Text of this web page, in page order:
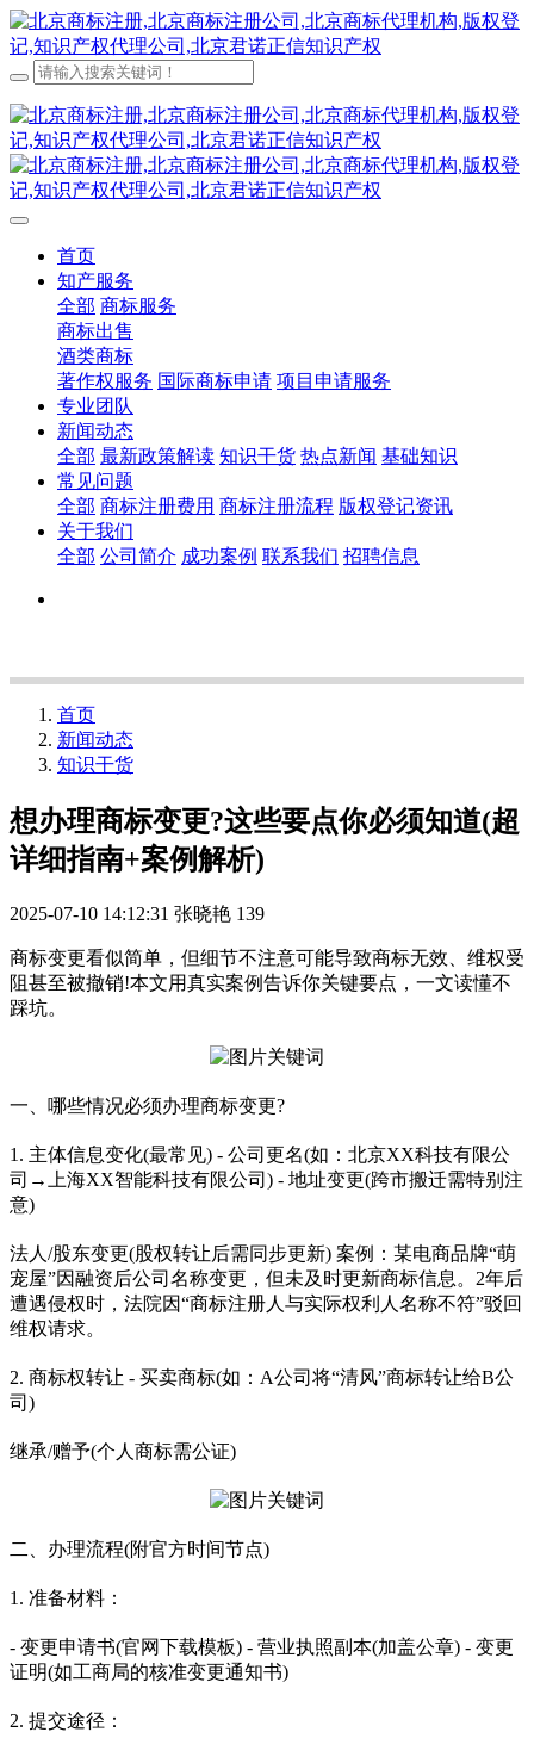
首页
知产服务
全部 商标服务
商标出售
酒类商标
著作权服务 国际商标申请 项目申请服务
专业团队
新闻动态
全部 最新政策解读 知识干货 热点新闻 基础知识
常见问题
全部 商标注册费用 商标注册流程 版权登记资讯
关于我们
全部 公司简介 成功案例 联系我们 招聘信息
首页
新闻动态
知识干货
想办理商标变更?这些要点你必须知道(超
详细指南+案例解析)
2025-07-10 14:12:31 张晓艳 139
商标变更看似简单，但细节不注意可能导致商标无效、维权受
阻甚至被撤销!本文用真实案例告诉你关键要点，一文读懂不
踩坑。
一、哪些情况必须办理商标变更?
1. 主体信息变化(最常见) - 公司更名(如：北京XX科技有限公
司→上海XX智能科技有限公司) - 地址变更(跨市搬迁需特别注
意)
法人/股东变更(股权转让后需同步更新) 案例：某电商品牌“萌
宠屋”因融资后公司名称变更，但未及时更新商标信息。2年后
遭遇侵权时，法院因“商标注册人与实际权利人名称不符”驳回
维权请求。
2. 商标权转让 - 买卖商标(如：A公司将“清风”商标转让给B公
司)
继承/赠予(个人商标需公证)
二、办理流程(附官方时间节点)
1. 准备材料：
- 变更申请书(官网下载模板) - 营业执照副本(加盖公章) - 变更
证明(如工商局的核准变更通知书)
2. 提交途径：